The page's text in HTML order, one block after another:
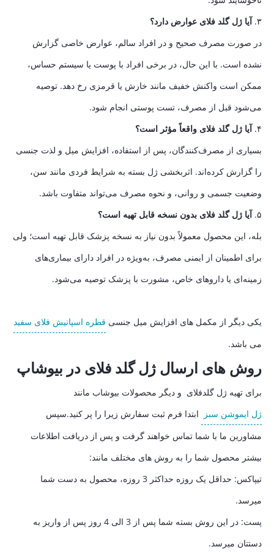
۳. آیا ژل گلد فلای عوارض دارد؟
در صورت مصرف صحیح و در افراد سالم، عوارض خاصی گزارش
نشده است. با این حال، در برخی افراد با پوست یا سیستم حساس،
ممکن است واکنش خفیف مانند خارش یا قرمزی رخ دهد. توصیه
می‌شود قبل از مصرف، تست پوستی انجام شود.
۴. آیا ژل گلد فلای واقعاً مؤثر است؟
بسیاری از مصرف‌کنندگان، پس از استفاده، افزایش میل و لذت جنسی
را گزارش کرده‌اند. اثربخشی ژل بسته به شرایط فردی مانند سن،
وضعیت جسمی و روانی، و نحوه مصرف می‌تواند متفاوت باشد.
۵. آیا ژل گلد فلای بدون نسخه قابل تهیه است؟
بله، این محصول معمولاً بدون نیاز به نسخه پزشک قابل تهیه است؛ ولی
برای اطمینان از ایمنی مصرف، به‌ویژه در افراد دارای بیماری‌های
زمینه‌ای یا داروهای خاص، مشورت با پزشک توصیه می‌شود.
یکی دیگر از مکمل های افزایش میل جنسی قطره اسپانیش فلای سفید
می باشد.
روش های ارسال ژل گلد فلای در بیوشاپ
برای تهیه ژل گلدفلای و دیگر محصولات بیوشاب مانند
ژل ایموشن سبز
ابتدا فرم ثبت سفارش زیرا را پر کنید.سپس
مشاورین ما با شما تماس خواهند گرفت و پس از دریافت اطلاعات
بیشتر محصول شما را به روش های مختلف مانند:
تیپاکس: حداقل یک روزه حداکثر 3 روزه، محصول به دست شما
میرسد.
پست: در این روش بسته شما پس از 3 الی 4 روز پس از واریز به
دستتان میرسد.